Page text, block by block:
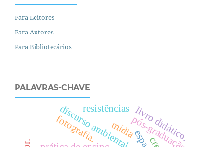
Para Leitores
Para Autores
Para Bibliotecários
PALAVRAS-CHAVE
pós-graduação
discurso ambiental
mídialivro didático.
fotografia.
resistências